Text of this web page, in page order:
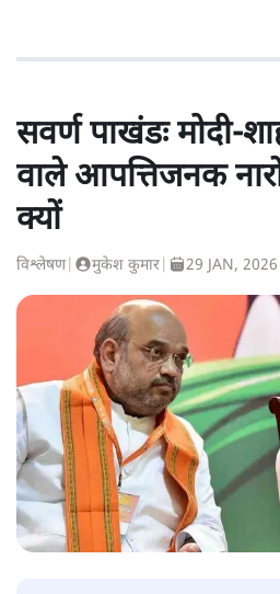
सवर्ण पाखंडः मोदी-
वाले आपत्तिजनक
क्यों
विश्लेषण| मुकेश कुमार 29 JAN, 2026